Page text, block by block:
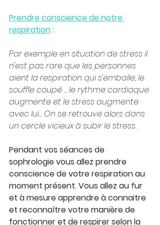
Prendre conscience de notre
respiration :
Par exemple en situation de stress il
n'est pas rare que les personnes
aient la respiration qui s'emballe, le
souffle coupé ... le rythme cardiaque
augmente et le stress augmente
avec lui... On se retrouve alors dans
un cercle vicieux à subir le stress.
Pendant vos séances de
sophrologie vous allez prendre
conscience de votre respiration au
moment présent. Vous allez au fur
et à mesure apprendre à connaitre
et reconnaître votre manière de
fonctionner et de respirer selon la